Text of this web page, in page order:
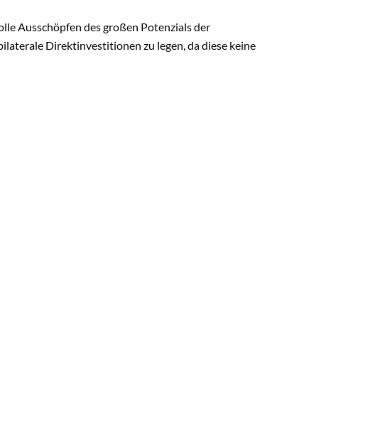
Ausschöpfen des großen Potenzials der
Direktinvestitionen zu legen, da diese keine